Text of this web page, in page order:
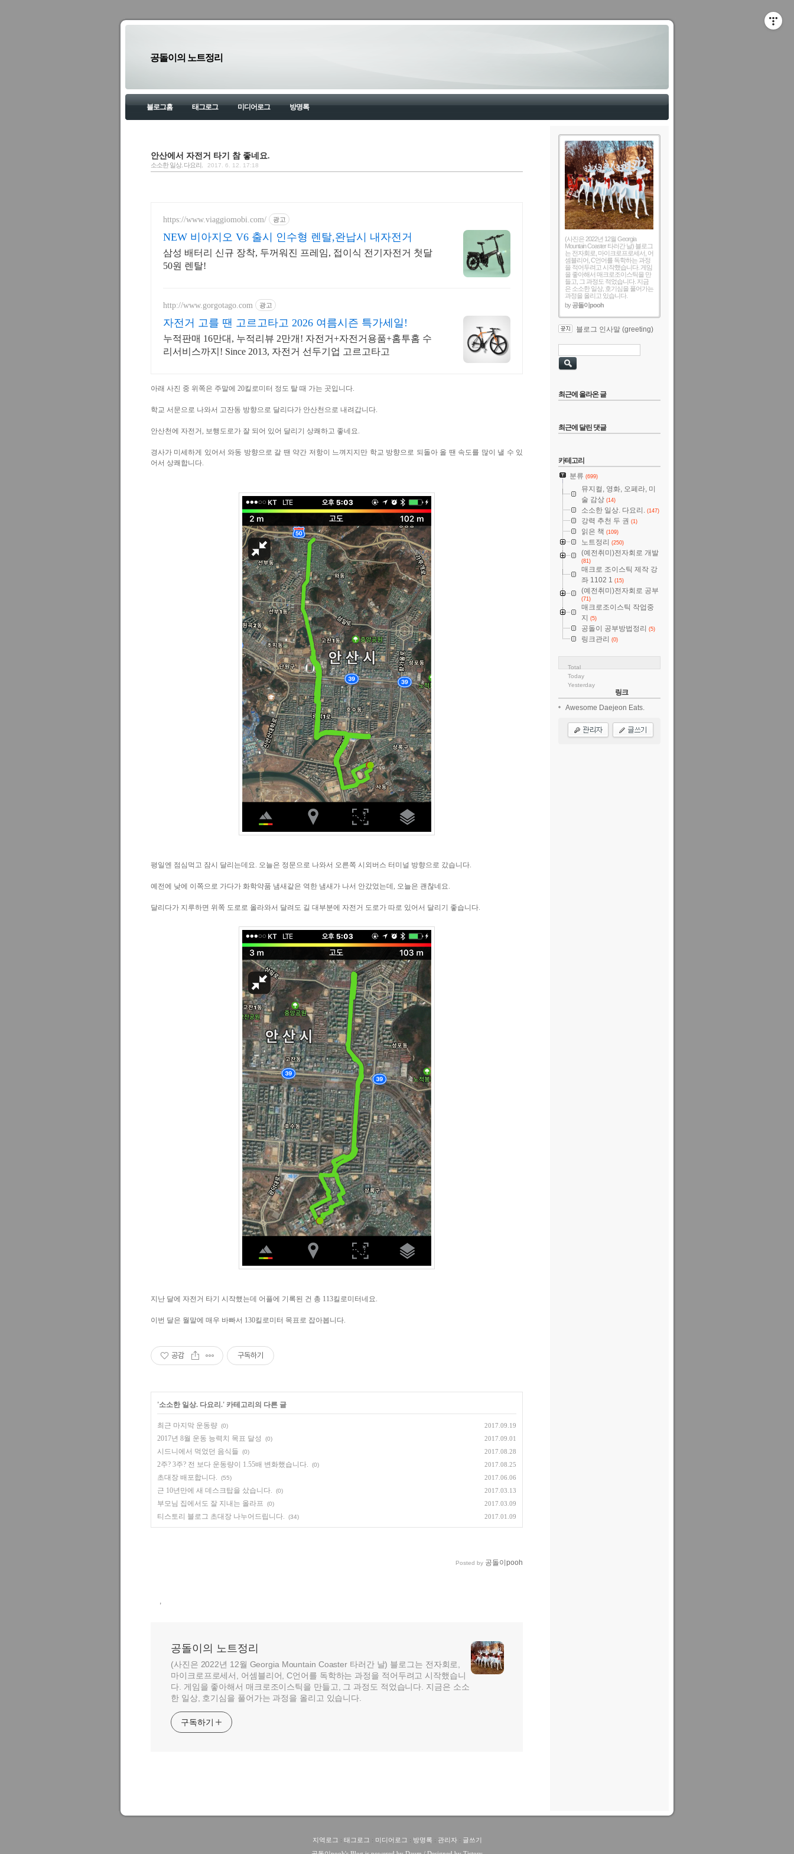
공돌이의 노트정리
블로그홈 태그로그 미디어로그 방명록
안산에서 자전거 타기 참 좋네요.
소소한 일상. 다요리. 2017. 6. 12. 17:18
https://www.viaggiomobi.com/ 광고
NEW 비아지오 V6 출시 인수형 렌탈,완납시 내자전거
삼성 배터리 신규 장착, 두꺼워진 프레임, 접이식 전기자전거 첫달
50원 렌탈!
http://www.gorgotago.com 광고
자전거 고를 땐 고르고타고 2026 여름시즌 특가세일!
누적판매 16만대, 누적리뷰 2만개! 자전거+자전거용품+홈투홈 수
리서비스까지! Since 2013, 자전거 선두기업 고르고타고
아래 사진 중 위쪽은 주말에 20킬로미터 정도 탈 때 가는 곳입니다.
학교 서문으로 나와서 고잔동 방향으로 달리다가 안산천으로 내려갑니다.
안산천에 자전거, 보행도로가 잘 되어 있어 달리기 상쾌하고 좋네요.
경사가 미세하게 있어서 와동 방향으로 갈 땐 약간 저항이 느껴지지만 학교 방향으로 되돌아 올 땐 속도를 많이 낼 수 있
어서 상쾌합니다.
평일엔 점심먹고 잠시 달리는데요. 오늘은 정문으로 나와서 오른쪽 시외버스 터미널 방향으로 갔습니다.
예전에 낮에 이쪽으로 가다가 화학약품 냄새같은 역한 냄새가 나서 안갔었는데, 오늘은 괜찮네요.
달리다가 지루하면 위쪽 도로로 올라와서 달려도 길 대부분에 자전거 도로가 따로 있어서 달리기 좋습니다.
지난 달에 자전거 타기 시작했는데 어플에 기록된 건 총 113킬로미터네요.
이번 달은 월말에 매우 바빠서 130킬로미터 목표로 잡아봅니다.
공감 구독하기
'소소한 일상. 다요리.' 카테고리의 다른 글
최근 마지막 운동량 (0) 2017.09.19
2017년 8월 운동 능력치 목표 달성 (0) 2017.09.01
시드니에서 먹었던 음식들 (0) 2017.08.28
2주? 3주? 전 보다 운동량이 1.55배 변화했습니다. (0) 2017.08.25
초대장 배포합니다. (55) 2017.06.06
근 10년만에 새 데스크탑을 샀습니다. (0) 2017.03.13
부모님 집에서도 잘 지내는 올라프 (0) 2017.03.09
티스토리 블로그 초대장 나누어드립니다. (34) 2017.01.09
Posted by 공돌이pooh
,
공돌이의 노트정리
(사진은 2022년 12월 Georgia Mountain Coaster 타러간 날) 블로그는 전자회로,
마이크로프로세서, 어셈블리어, C언어를 독학하는 과정을 적어두려고 시작했습니
다. 게임을 좋아해서 매크로조이스틱을 만들고, 그 과정도 적었습니다. 지금은 소소
한 일상, 호기심을 풀어가는 과정을 올리고 있습니다.
구독하기
(사진은 2022년 12월 Georgia
Mountain Coaster 타러간 날) 블로그
는 전자회로, 마이크로프로세서, 어
셈블리어, C언어를 독학하는 과정
을 적어두려고 시작했습니다. 게임
을 좋아해서 매크로조이스틱을 만
들고, 그 과정도 적었습니다. 지금
은 소소한 일상, 호기심을 풀어가는
과정을 올리고 있습니다.
by공돌이pooh
블로그 인사말 (greeting)
최근에 올라온 글
최근에 달린 댓글
카테고리
분류 (699)
뮤지컬, 영화, 오페라, 미
술 감상 (14)
소소한 일상. 다요리. (147)
강력 추천 두 권 (1)
읽은 책 (109)
노트정리 (250)
(예전취미)전자회로 개발
(81)
매크로 조이스틱 제작 강
좌 1102 1 (15)
(예전취미)전자회로 공부
(71)
매크로조이스틱 작업중
지
(5)
공돌이 공부방법정리 (5)
링크관리 (0)
Total
Today
Yesterday
링크
Awesome Daejeon Eats.
지역로그 : 태그로그 : 미디어로그 : 방명록 : 관리자: 글쓰기